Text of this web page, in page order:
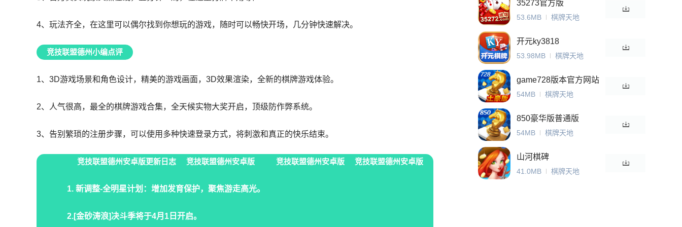
4、玩法齐全，在这里可以偶尔找到你想玩的游戏，随时可以畅快开场，几分钟快速解决。
竞技联盟德州小编点评
1、3D游戏场景和角色设计，精美的游戏画面，3D效果渲染，全新的棋牌游戏体验。
2、人气很高，最全的棋牌游戏合集，全天候实物大奖开启，顶级防作弊系统。
3、告别繁琐的注册步骤，可以使用多种快速登录方式，将刺激和真正的快乐结束。
竞技联盟德州安卓版
竞技联盟德州安卓版
竞技联盟德州安卓版
竞技联盟德州安卓版更新日志
1. 新调整-全明星计划：增加发育保护，聚焦游走高光。
2.[金砂涛浪]决斗季将于4月1日开启。
35273官方版
53.6MB 棋牌天地
开元ky3818
53.98MB 棋牌天地
game728版本官方网站
版
54MB 棋牌天地
850豪华版普通版
54MB 棋牌天地
山河棋碑
41.0MB 棋牌天地